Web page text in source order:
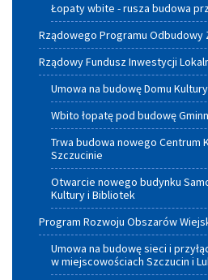
Łopaty wbite - rusza budowa
Rządowego Programu Odbudowy
Rządowy Fundusz Inwestycji
Umowa na budowę Domu
Wbito łopatę pod budowę
Trwa budowa nowego Centrum
Szczucinie
Otwarcie nowego budynku
Kultury i Bibliotek
Program Rozwoju Obszarów
Umowa na budowę sieci i
w miejscowościach Szczucin i